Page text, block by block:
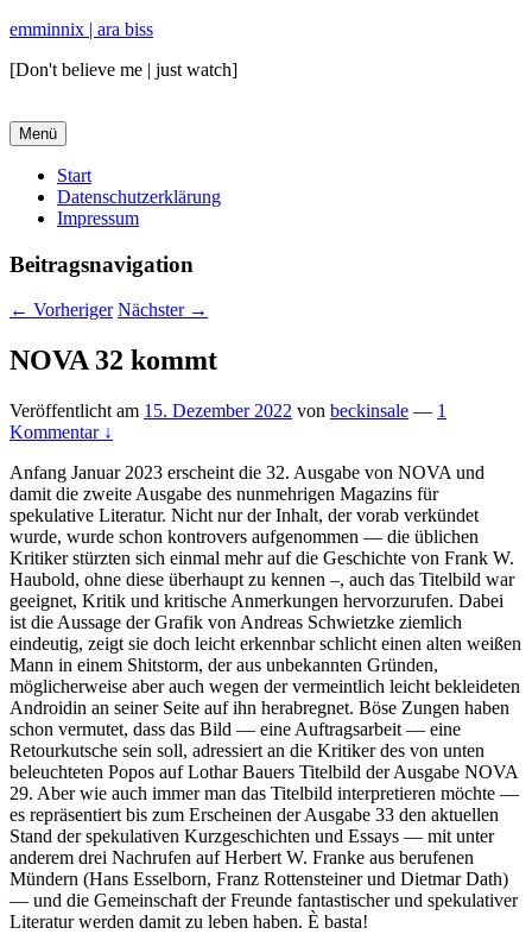
emminnix | ara biss
[Don't believe me | just watch]
Menü
Primäres
Menü
Start
Datenschutzerklärung
Impressum
Beitragsnavigation
← Vorheriger Nächster →
NOVA 32 kommt
Veröffentlicht am 15. Dezember 2022 von beckinsale — 1
Kommentar ↓
Anfang Januar 2023 erscheint die 32. Ausgabe von NOVA und
damit die zweite Ausgabe des nunmehrigen Magazins für
spekulative Literatur. Nicht nur der Inhalt, der vorab verkündet
wurde, wurde schon kontrovers aufgenommen — die üblichen
Kritiker stürzten sich einmal mehr auf die Geschichte von Frank W.
Haubold, ohne diese überhaupt zu kennen –, auch das Titelbild war
geeignet, Kritik und kritische Anmerkungen hervorzurufen. Dabei
ist die Aussage der Grafik von Andreas Schwietzke ziemlich
eindeutig, zeigt sie doch leicht erkennbar schlicht einen alten weißen
Mann in einem Shitstorm, der aus unbekannten Gründen,
möglicherweise aber auch wegen der vermeintlich leicht bekleideten
Androidin an seiner Seite auf ihn herabregnet. Böse Zungen haben
schon vermutet, dass das Bild — eine Auftragsarbeit — eine
Retourkutsche sein soll, adressiert an die Kritiker des von unten
beleuchteten Popos auf Lothar Bauers Titelbild der Ausgabe NOVA
29. Aber wie auch immer man das Titelbild interpretieren möchte —
es repräsentiert bis zum Erscheinen der Ausgabe 33 den aktuellen
Stand der spekulativen Kurzgeschichten und Essays — mit unter
anderem drei Nachrufen auf Herbert W. Franke aus berufenen
Mündern (Hans Esselborn, Franz Rottensteiner und Dietmar Dath)
— und die Gemeinschaft der Freunde fantastischer und spekulativer
Literatur werden damit zu leben haben. È basta!